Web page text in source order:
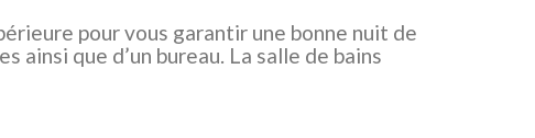
pour vous garantir une bonne nuit de
ainsi que d’un bureau. La salle de bains